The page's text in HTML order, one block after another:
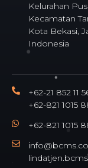
Kelurahan
Kecamatan
Kota Bekasi,
Indonesia
+62-21 852 11
+62-821 1015
+62-821 1015